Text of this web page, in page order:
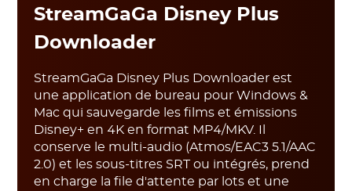
StreamGaGa Disney Plus
Downloader
StreamGaGa Disney Plus Downloader est
une application de bureau pour Windows &
Mac qui sauvegarde les films et émissions
Disney+ en 4K en format MP4/MKV. Il
conserve le multi-audio (Atmos/EAC3 5.1/AAC
2.0) et les sous-titres SRT ou intégrés, prend
en charge la file d'attente par lots et une